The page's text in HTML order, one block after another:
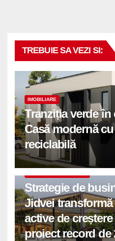
TREBUIE SA VEZI SI:
IMOBILIARE
Tranziția verde
Casă modernă
reciclabilă
Strategie de
Jidvei transformă
active de
proiect record de